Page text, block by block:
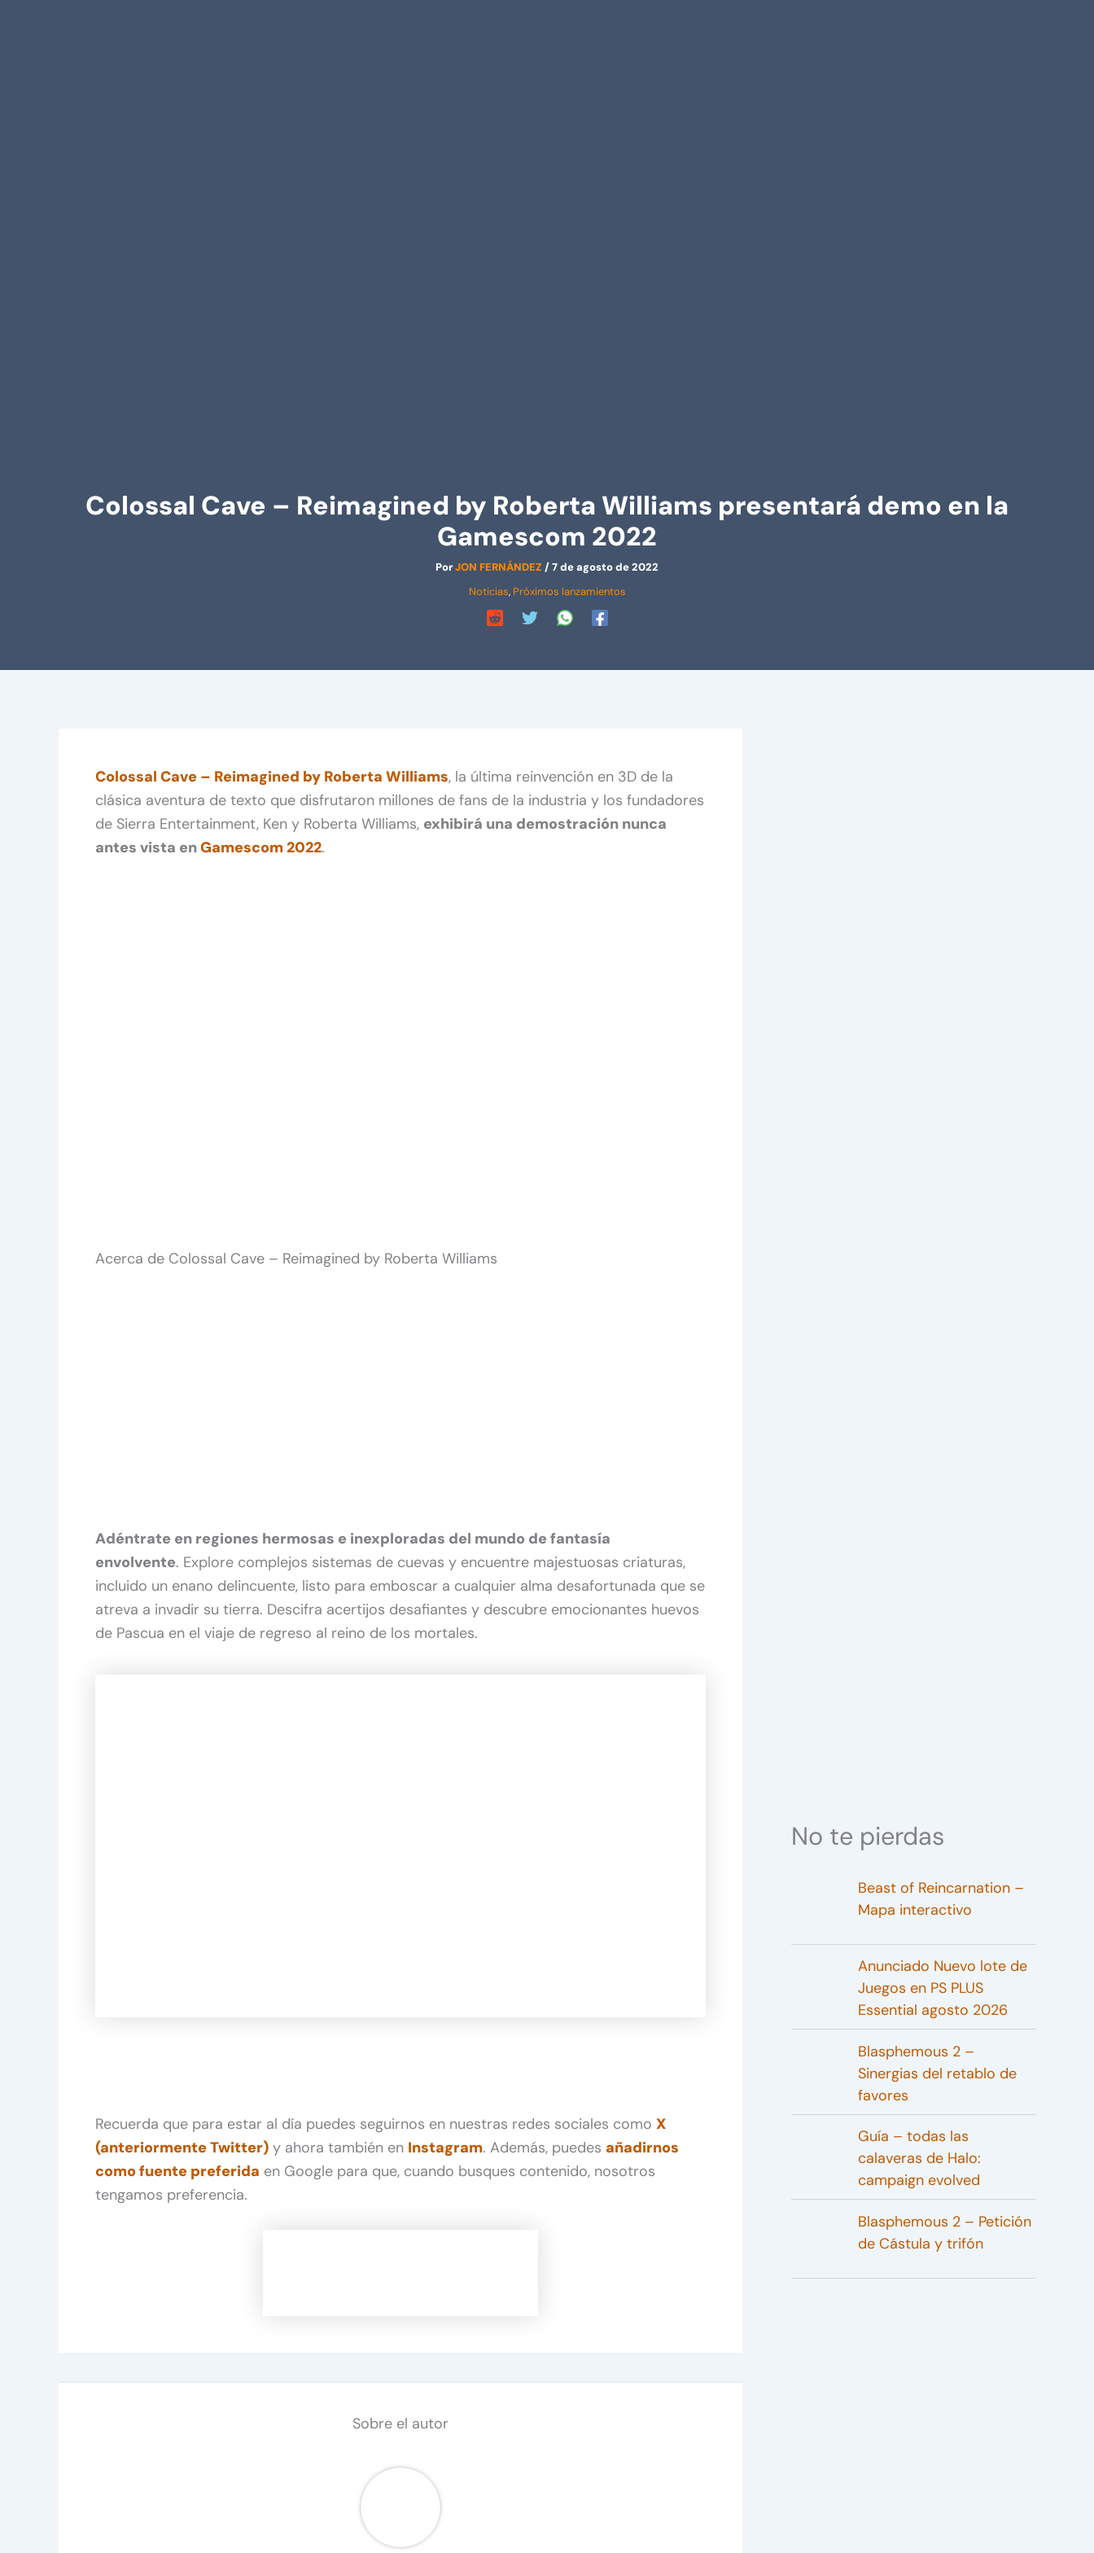
Colossal Cave – Reimagined by Roberta Williams presentará demo en la
Gamescom 2022
PorJON FERNÁNDEZ /7 de agosto de 2022
Noticias, Próximos lanzamientos
Colossal Cave – Reimagined by Roberta Williams, la última reinvención en 3D de la
clásica aventura de texto que disfrutaron millones de fans de la industria y los fundadores
de Sierra Entertainment, Ken y Roberta Williams, exhibirá una demostración nunca
antes vista enGamescom 2022.
Acerca de Colossal Cave – Reimagined by Roberta Williams
Adéntrate en regiones hermosas e inexploradas del mundo de fantasía
envolvente. Explore complejos sistemas de cuevas y encuentre majestuosas criaturas,
incluido un enano delincuente, listo para emboscar a cualquier alma desafortunada que se
atreva a invadir su tierra. Descifra acertijos desafiantes y descubre emocionantes huevos
de Pascua en el viaje de regreso al reino de los mortales.
Recuerda que para estar al día puedes seguirnos en nuestras redes sociales como X
(anteriormente Twitter) y ahora también en Instagram. Además, puedes añadirnos
como fuente preferida en Google para que, cuando busques contenido, nosotros
tengamos preferencia.
Sobre el autor
No te pierdas
Beast of Reincarnation –
Mapa interactivo
Anunciado Nuevo lote de
Juegos en PS PLUS
Essential agosto 2026
Blasphemous 2 –
Sinergias del retablo de
favores
Guía – todas las
calaveras de Halo:
campaign evolved
Blasphemous 2 – Petición
de Cástula y trifón